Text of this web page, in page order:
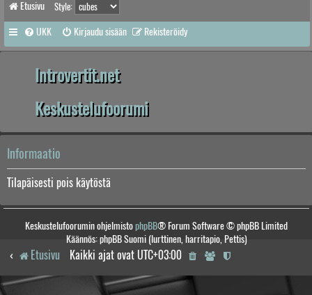
Etusivu Style:
UKK Kirjaudu sisään Rekisteröidy
Introvertit.net
Keskustelufoorumi
Informaatio
Tilapäisesti pois käytöstä
Keskustelufoorumin ohjelmistophpBB® Forum Software © phpBB Limited
Käännös: phpBB Suomi (lurttinen, harritapio, Pettis)
Etusivu Kaikki ajat ovat UTC+03:00